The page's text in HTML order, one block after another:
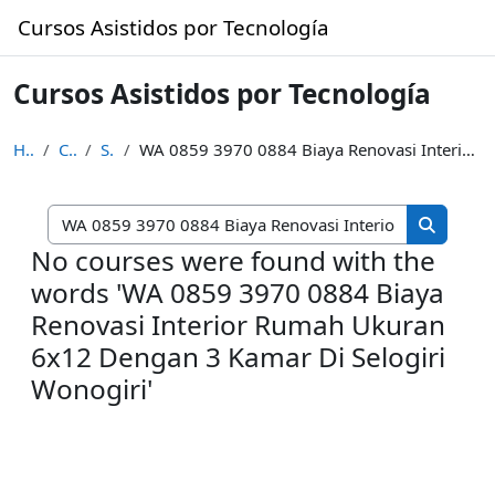
Cursos Asistidos por Tecnología
Cursos Asistidos por Tecnología
Home Courses Search WA 0859 3970 0884 Biaya Renovasi Interior Rumah Ukuran 6x12 Dengan 3 Kamar Di Selogiri Wonogiri
Search
Search
No courses were found with the
words 'WA 0859 3970 0884 Biaya
Renovasi Interior Rumah Ukuran
6x12 Dengan 3 Kamar Di Selogiri
Wonogiri'